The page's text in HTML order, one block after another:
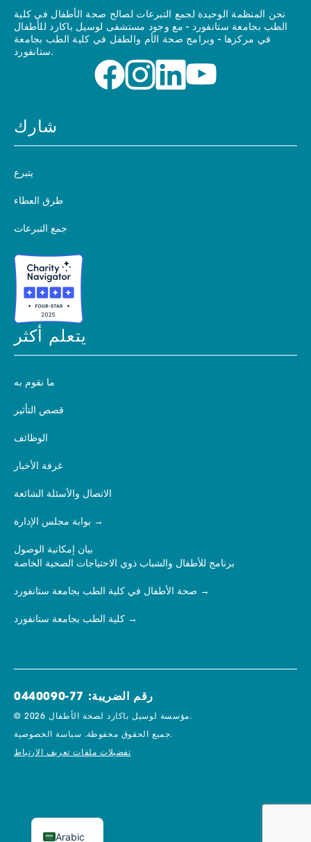
نحن المنظمة الوحيدة لجمع التبرعات لصالح صحة الأطفال في كلية
الطب بجامعة ستانفورد - مع وجود مستشفى لوسيل باكارد للأطفال
في مركزها - وبرامج صحة الأم والطفل في كلية الطب بجامعة
ستانفورد.
شارك
يتبرع
طرق العطاء
جمع التبرعات
يتعلم أكثر
ما نقوم به
قصص التأثير
الوظائف
غرفة الأخبار
الاتصال والأسئلة الشائعة
بوابة مجلس الإدارة
بيان إمكانية الوصول
برنامج للأطفال والشباب ذوي الاحتياجات الصحية الخاصة
صحة الأطفال في كلية الطب بجامعة ستانفورد
كلية الطب بجامعة ستانفورد
رقم الضريبة: 77-0440090
© 2026 مؤسسة لوسيل باكارد لصحة الأطفال.
جميع الحقوق محفوظة.سياسة الخصوصية.
تفضيلات ملفات تعريف الارتباط
Arabic